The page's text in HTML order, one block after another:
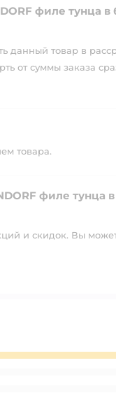
филе тунца в
данный товар в
от суммы заказа
товара.
филе тунца
и скидок. Вы